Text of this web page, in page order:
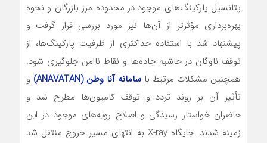
پتانسیل پارکینگ‌های موجود در محدوده مرز بازرگان و نحوه
بهره‌برداری مؤثرتر از آن‌ها نیز مورد بررسی قرار گرفت و
پیشنهاد شد با استفاده حداکثری از ظرفیت پارکینگ‌ها، از
توقف ناوگان در حاشیه جاده‌ها و نقاط ناامن جلوگیری شود.
همچنین مشکلات مرتبط با سامانه آنا وطن (ANAVATAN)
و
تأثیر آن بر روند تردد و توقف کامیون‌ها مطرح شد و
حاضران خواستار رسیدگی و اصلاح رویه‌های موجود در این
زمینه شدند. جایگاه X-ray به انتهای مسیر خروج منتقل شد